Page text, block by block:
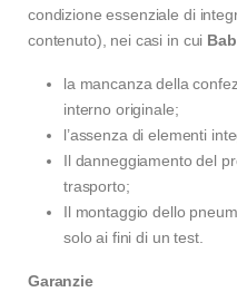
condizione essenziale di
contenuto), nei casi in cui
la mancanza della
interno originale;
l’assenza di elementi
Il danneggiamento del
trasporto;
Il montaggio dello
solo ai fini di un test.
Garanzie